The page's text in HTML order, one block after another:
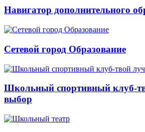
Навигатор дополнительного
Сетевой город Образование
Школьный спортивный клуб-
выбор